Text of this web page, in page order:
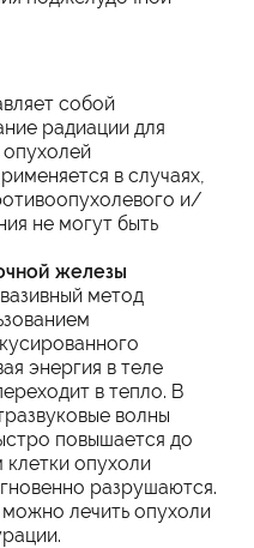
собой
радиации для
опухолей
в случаях,
и/
не могут быть
железы
метод
энергия в теле
в тепло. В
волны
повышается до
опухоли
разрушаются.
лечить опухоли